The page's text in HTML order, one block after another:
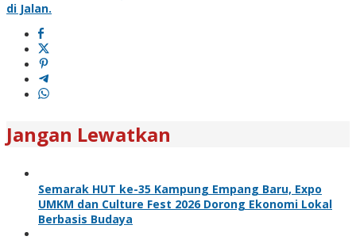
di Jalan.
Jangan Lewatkan
Semarak HUT ke-35 Kampung Empang Baru, Expo
UMKM dan Culture Fest 2026 Dorong Ekonomi Lokal
Berbasis Budaya